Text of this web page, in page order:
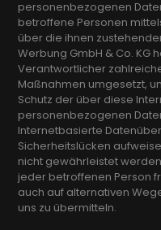
personenbezogenen
betroffene Personen
über die ihnen
Werbung GmbH & Co. KG
Verantwortlicher
Maßnahmen umgesetzt,
Schutz der über diese
personenbezogenen
Internetbasierte
Sicherheitslücken
nicht gewährleistet
jeder betroffenen Person
auch auf alternativen
uns zu übermitteln.